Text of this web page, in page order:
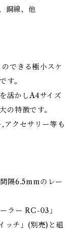
銅線、他
できる極小スケ
す。
活かしA4サイズ
の特徴です。
アクセサリー等も
隔6.5mmのレー
ラー RC-03」
ッチ」(別売)と組